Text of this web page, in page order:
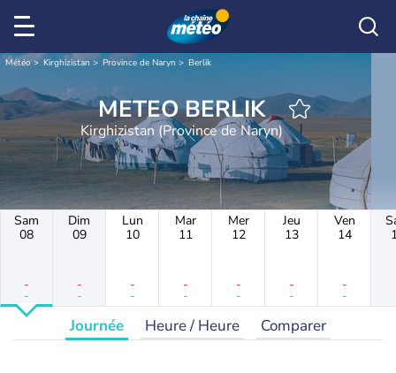
Météo Kirghizistan Province de Naryn Berlik
METEO BERLIK
Kirghizistan (Province de Naryn)
Sam
08
-
-
Dim
09
-
-
Lun
10
-
-
Mar
11
-
-
Mer
12
-
-
Jeu
13
-
-
Ven
14
-
-
Journée Heure / Heure Comparer